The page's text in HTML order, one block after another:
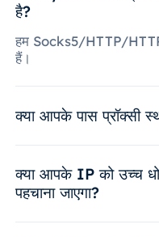
है?
हम Socks5/HTTP/
हैं।
क्या आपके पास प्रॉक्सी
क्या आपके IP को उच्च
पहचाना जाएगा?